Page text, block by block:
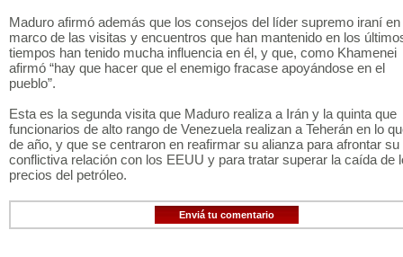
Maduro afirmó además que los consejos del líder supremo iraní en
marco de las visitas y encuentros que han mantenido en los
tiempos han tenido mucha influencia en él, y que, como Khamenei
afirmó “hay que hacer que el enemigo fracase apoyándose en el
pueblo”.
Esta es la segunda visita que Maduro realiza a Irán y la quinta que
funcionarios de alto rango de Venezuela realizan a Teherán en lo
de año, y que se centraron en reafirmar su alianza para afrontar su
conflictiva relación con los EEUU y para tratar superar la caída de
precios del petróleo.
Enviá tu comentario